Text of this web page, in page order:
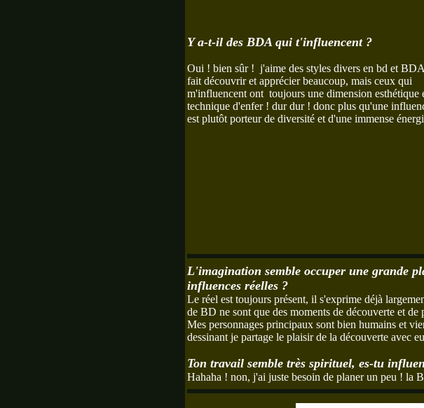
Y a-t-il des BDA qui t'influencent ?
Oui ! bien sûr ! j'aime des styles divers en bd et
fait découvrir et apprécier beaucoup, mais ceux qui
m'influencent ont toujours une dimension esthétique
technique d'enfer ! dur dur ! donc plus qu'une
est plutôt porteur de diversité et d'une immense
L'imagination semble occuper une grande
influences réelles ?
Le réel est toujours présent, il s'exprime déjà
de BD ne sont que des moments de découverte et de
Mes personnages principaux sont bien humains et
dessinant je partage le plaisir de la découverte avec
Ton travail semble très spirituel, es-tu
Hahaha ! non, j'ai juste besoin de planer un peu ! la